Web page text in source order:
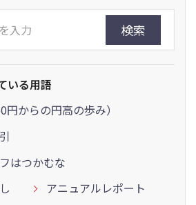
検索
いる用語
からの円高の歩み）
はつかむな
アニュアルレポート